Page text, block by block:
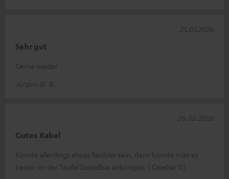
Sehr gut
Gerne wieder
Jürgen W. B.
25.03.2026
Gutes Kabel
Könnte allerdings etwas flexibler sein, dann könnte man es
besser an der Teufel Soundbar anbringen. ( Cinebar 11)
26.02.2026